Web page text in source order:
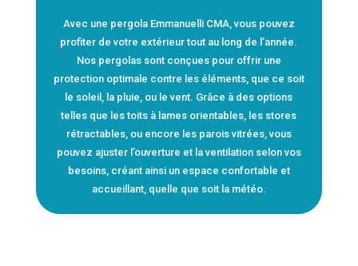
Avec une pergola Emmanuelli CMA, vous pouvez
profiter de votre extérieur tout au long de l’année.
Nos pergolas sont conçues pour offrir une
protection optimale contre les éléments, que ce soit
le soleil, la pluie, ou le vent. Grâce à des options
telles que les toits à lames orientables, les stores
rétractables, ou encore les parois vitrées, vous
pouvez ajuster l’ouverture et la ventilation selon vos
besoins, créant ainsi un espace confortable et
accueillant, quelle que soit la météo.